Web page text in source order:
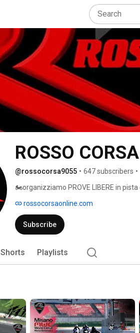
ROSSO CORSA
@rossocorsa9055 • 647 subscribers •
🏍organizziamo PROVE LIBERE in
rossocorsaonline.com
Subscribe
Shorts Playlists